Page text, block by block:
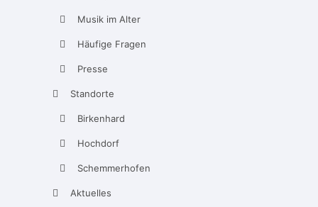
Musik im Alter
Häufige Fragen
Presse
Standorte
Birkenhard
Hochdorf
Schemmerhofen
Aktuelles